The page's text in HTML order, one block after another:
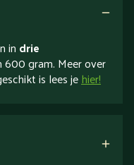
in drie
600 gram. Meer over
is lees jehier!